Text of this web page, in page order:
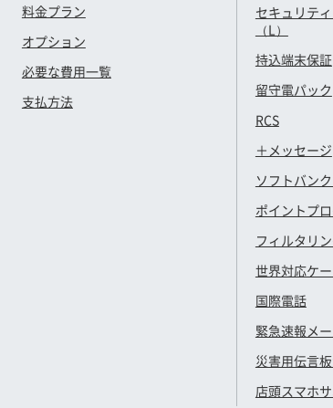
料金プラン
オプション
必要な費用一覧
支払方法
セキュリテ
（L）
持込端末保証
留守電パック
RCS
＋メッセージ
ソフトバン
ポイントプ
フィルタリ
世界対応ケ
国際電話
緊急速報メ
災害用伝言
店頭スマホ